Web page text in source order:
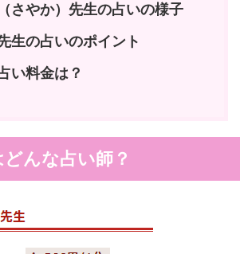
さやか）先生の占いの様子
生の占いのポイント
い料金は？
んな占い師？